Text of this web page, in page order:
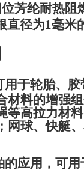
芳纶耐热阻
直径为1毫米
于轮胎、胶
材料的增强
等高拉力材
网球、快艇
应用，可用